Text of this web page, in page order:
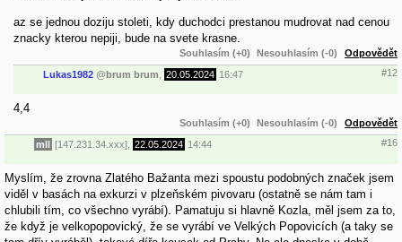
az se jednou doziju stoleti, kdy duchodci prestanou mudrovat nad cenou
znacky kterou nepiji, bude na svete krasne.
Souhlasím (+0) Nesouhlasím (-0) Odpovědět
Lukas1982 @brum brum 20.05.2024 16:47 #12
4,4
Souhlasím (+0) Nesouhlasím (-0) Odpovědět
mll [147.231.34.xxx], 22.05.2024 14:44 #16
Myslím, že zrovna Zlatého Bažanta mezi spoustu podobných značek jsem
viděl v basách na exkurzi v plzeňském pivovaru (ostatně se nám tam i
chlubili tím, co všechno vyrábí). Pamatuju si hlavně Kozla, měl jsem za to,
že když je velkopopovický, že se vyrábí ve Velkých Popovicích (a taky se